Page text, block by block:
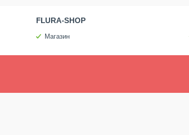
FLURA-SHOP
Магазин